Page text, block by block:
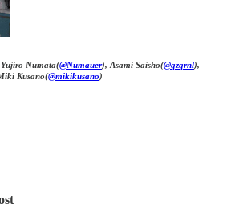
Yujiro Numata(@Numauer), Asami Saisho(@qzqrnl),
Kusano(@mikikusano)